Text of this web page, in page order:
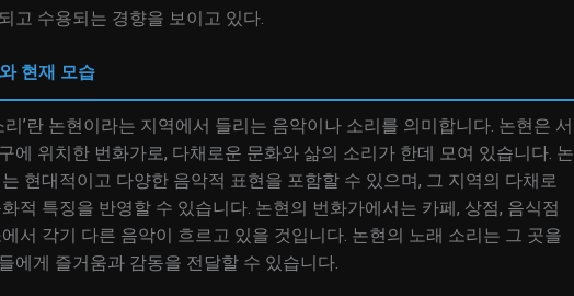
고 수용되는 경향을 보이고 있다.
현재 모습
리’란 논현이라는 지역에서 들리는 음악이나 소리를 의미합니다. 논현은 서
에 위치한 번화가로, 다채로운 문화와 삶의 소리가 한데 모여 있습니다. 논
현대적이고 다양한 음악적 표현을 포함할 수 있으며, 그 지역의 다채로
적 특징을 반영할 수 있습니다. 논현의 번화가에서는 카페, 상점, 음식점
서 각기 다른 음악이 흐르고 있을 것입니다. 논현의 노래 소리는 그 곳을
에게 즐거움과 감동을 전달할 수 있습니다.